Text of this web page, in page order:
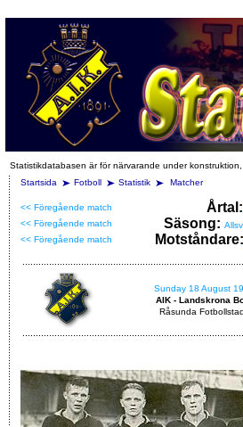
Statistikdatabasen är för närvarande under
Startsida
Fotboll Statistik Matcher
<< Föregående match Årtal:
<< Föregående match
Säsong:
<< Föregående match
Motståndare:
Sunday 18 August
AIK - Landskrona
Råsunda